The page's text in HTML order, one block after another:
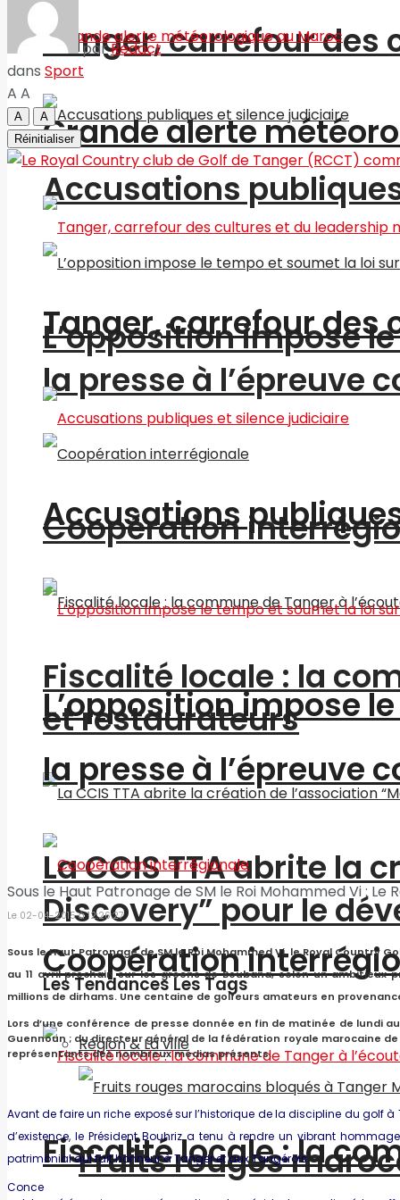
Tanger, carrefour
Accusations
L’opposition impose
la presse à l’épreuve
Coopération
Fiscalité locale : la
et restaurateurs
La CCIS TTA abrite la
Discovery” pour le
Les Tendances Les Tags
Région & La ville
Fruits rouges
Grande alerte
Tanger, carrefour
Accusations
L’opposition impose
la presse à l’épreuve
Coopération
Fiscalité locale : la
parRedact
dans Sport
A A
A
A
Réinitialiser
Sous le Haut Patronage de SM le Roi Mohammed Vi :
Le 02-04-2015 à 12:26:27
Sous le Haut Patronage de SM le Roi Mohammed Vi, le Royal Country
au 11 avril prochain sur les greens de Boubana, selon un
millions de dirhams. Une centaine de golfeurs amateurs en
Lors d’une conférence de presse donnée en fin de matinée de lundi
Guennoun ; du directeur général de la fédération royale marocaine de
représentants des nombreux médias présents.
Avant de faire un riche exposé sur l’historique de la discipline du golf
d’existence, le Président Bouhriz a tenu à rendre un vibrant
patrimonial qui fait honneur à Tanger et aux Tangérois.
Conce